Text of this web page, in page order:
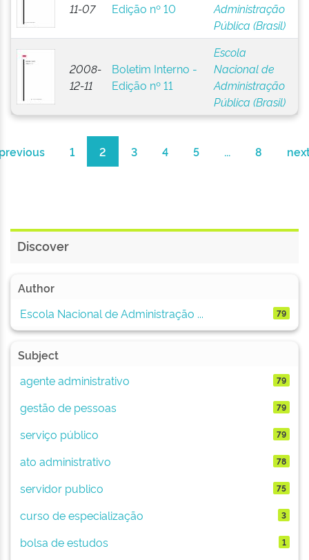
11-07
Edição nº 10
Administração
Pública (Brasil)
2008-
12-11
Boletim Interno -
Edição nº 11
Escola
Nacional de
Administração
Pública (Brasil)
1 2 3 4 5 ... 8
Discover
Author
Escola Nacional de Administração ...
79
Subject
agente administrativo
79
gestão de pessoas 79
serviço público 79
ato administrativo 78
servidor publico 75
curso de especialização 3
bolsa de estudos 1